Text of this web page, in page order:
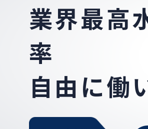
業界最高
率
自由に働